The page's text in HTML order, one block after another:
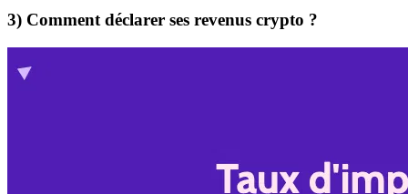
3) Comment déclarer ses revenus crypto ?